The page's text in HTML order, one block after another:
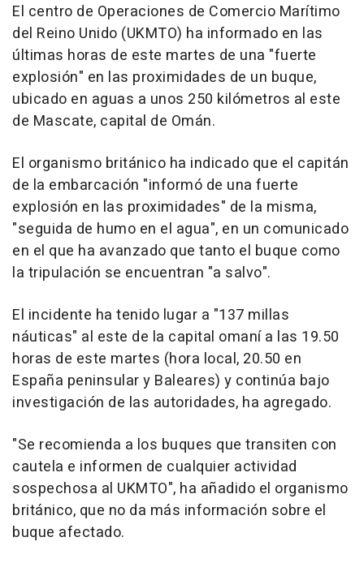
El centro de Operaciones de Comercio Marítimo
del Reino Unido (UKMTO) ha informado en las
últimas horas de este martes de una "fuerte
explosión" en las proximidades de un buque,
ubicado en aguas a unos 250 kilómetros al este
de Mascate, capital de Omán.
El organismo británico ha indicado que el capitán
de la embarcación "informó de una fuerte
explosión en las proximidades" de la misma,
"seguida de humo en el agua", en un comunicado
en el que ha avanzado que tanto el buque como
la tripulación se encuentran "a salvo".
El incidente ha tenido lugar a "137 millas
náuticas" al este de la capital omaní a las 19.50
horas de este martes (hora local, 20.50 en
España peninsular y Baleares) y continúa bajo
investigación de las autoridades, ha agregado.
"Se recomienda a los buques que transiten con
cautela e informen de cualquier actividad
sospechosa al UKMTO", ha añadido el organismo
británico, que no da más información sobre el
buque afectado.